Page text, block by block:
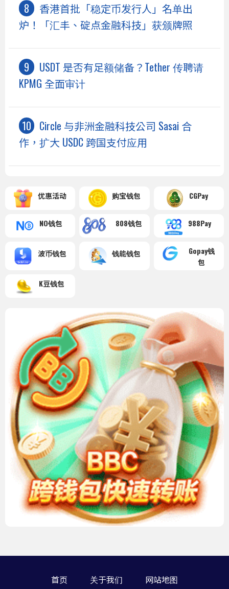
香港首批「稳定币发行人」名单出
炉！「汇丰、碇点金融科技」获颁牌照
USDT 是否有足额储备？Tether 传聘请
KPMG 全面审计
Circle 与非洲金融科技公司 Sasai 合
作，扩大 USDC 跨国支付应用
优惠活动 购宝钱包 CGPay
NO钱包 808钱包 988Pay
波币钱包 钱能钱包
Gopay钱
包
K豆钱包
首页 关于我们 网站地图